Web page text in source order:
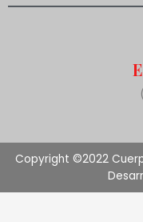
Copyright ©2022